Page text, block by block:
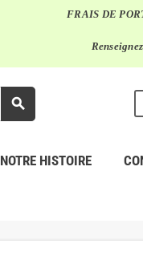
FRAIS DE
search
NOTRE HISTOIRE